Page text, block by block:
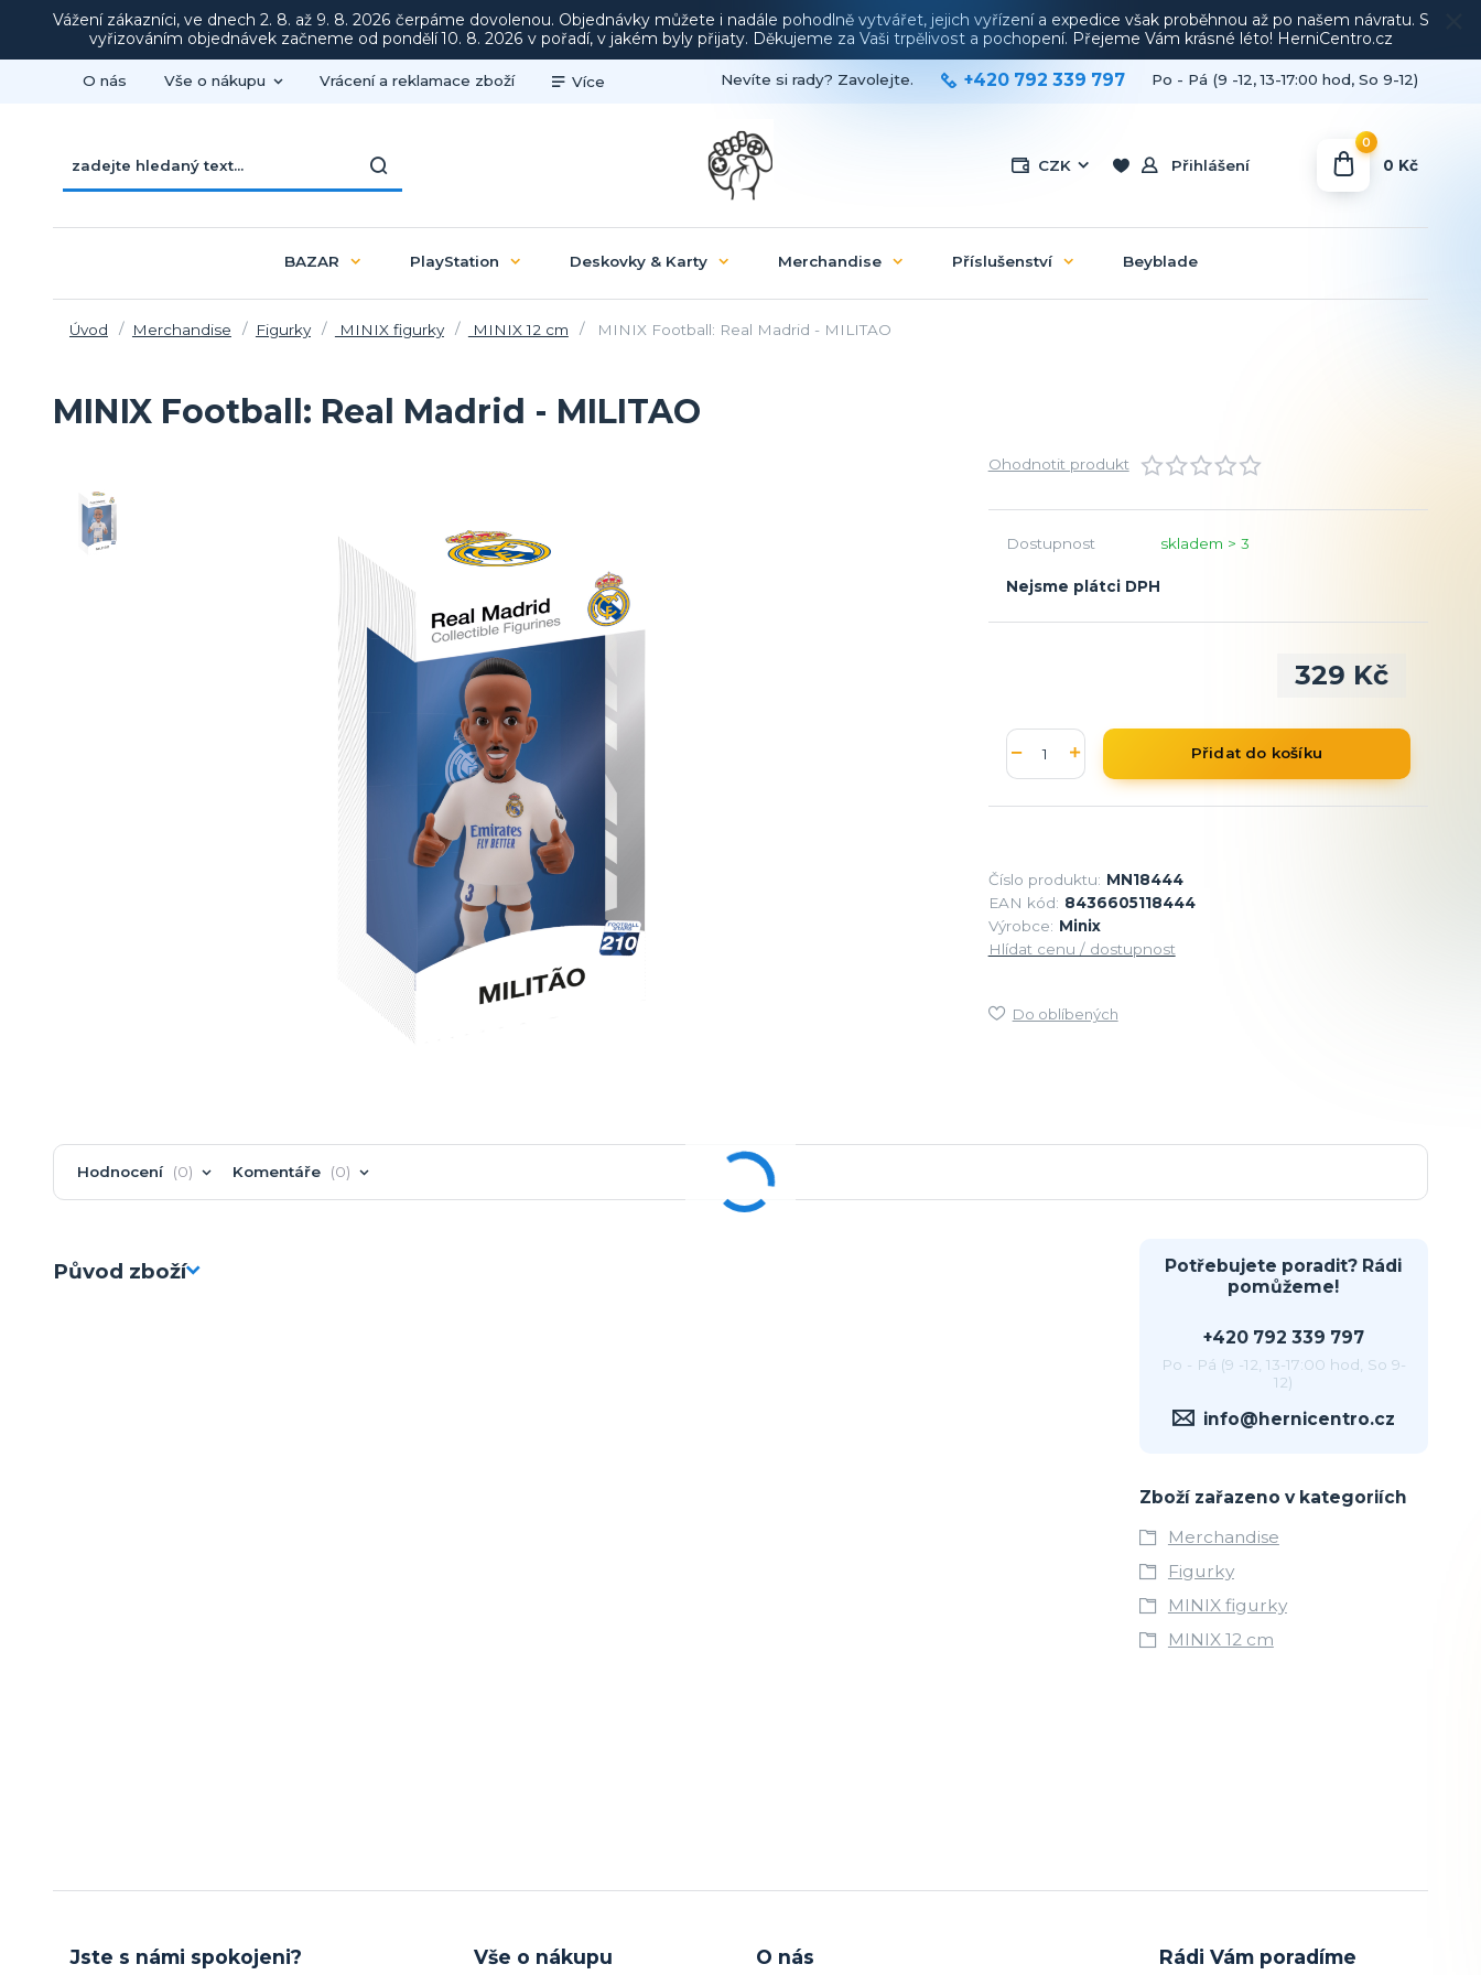
Vážení zákazníci, ve dnech 2. 8. až 9. 8. 2026 čerpáme dovolenou. Objednávky můžete i nadále pohodlně vytvářet, jejich vyřízení a expedice však proběhnou až po našem návratu. S
vyřizováním objednávek začneme od pondělí 10. 8. 2026 v pořadí, v jakém byly přijaty. Děkujeme za Vaši trpělivost a pochopení. Přejeme Vám krásné léto! HerniCentro.cz
O nás Vše o nákupu Vrácení a reklamace zboží Více
CZK Přihlášení
Nevíte si rady? Zavolejte. +420 792 339 797 Po - Pá (9 -12, 13-17:00 hod, So 9-12)
0
0 Kč
BAZAR PlayStation Deskovky & Karty Merchandise Příslušenství Beyblade
Úvod Merchandise Figurky MINIX figurky MINIX 12 cm MINIX Football: Real Madrid - MILITAO
MINIX Football: Real Madrid - MILITAO
Ohodnotit produkt
Dostupnost skladem > 3
Nejsme plátci DPH
329 Kč
Přidat do košíku
Číslo produktu: MN18444
EAN kód: 8436605118444
Výrobce: Minix
Hlídat cenu / dostupnost
Do oblíbených
Hodnocení 0 Komentáře 0
Původ zboží
Potřebujete poradit? Rádi
pomůžeme!
+420 792 339 797
Po - Pá (9 -12, 13-17:00 hod, So 9-
12)
info@hernicentro.cz
Zboží zařazeno v kategoriích
Merchandise
Figurky
MINIX figurky
MINIX 12 cm
Jste s námi spokojeni?
Vše o nákupu O nás Rádi Vám poradíme